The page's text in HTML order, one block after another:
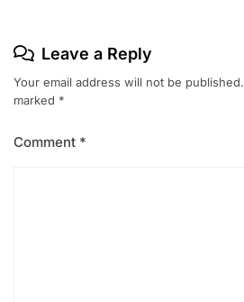
Leave a Reply
Your email address will not be published.
marked *
Comment *